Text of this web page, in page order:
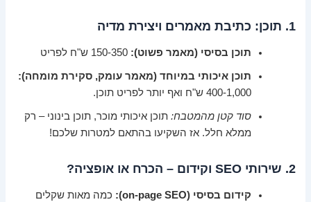
1. תוכן: כתיבת מאמרים ויצירת מדיה
תוכן בסיסי (מאמר פשוט): 150-350 ש"ח לפריט
תוכן איכותי במיוחד (מאמר עומק, סקירת מומחה):
400-1,000 ש"ח ואף יותר לפריט תוכן.
סוד קטן מהמטבח: תוכן איכותי מוכר, תוכן בינוני – רק
ממלא חלל. אז השקיעו בהתאם למטרות שלכם!
2. שירותי SEO וקידום – הכרח או אופציה?
קידום בסיסי (on-page SEO):
כמה מאות שקלים